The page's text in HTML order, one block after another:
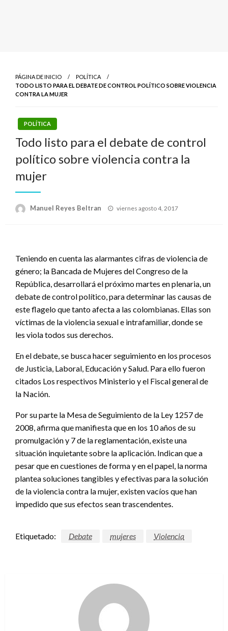
PÁGINA DE INICIO
POLÍTICA
TODO LISTO PARA EL DEBATE DE CONTROL POLÍTICO SOBRE VIOLENCIA
CONTRA LA MUJER
POLÍTICA
Todo listo para el debate de control
político sobre violencia contra la
mujer
Manuel Reyes Beltran
Publicado
viernes agosto 4, 2017
Teniendo en cuenta las alarmantes cifras de violencia de
género; la Bancada de Mujeres del Congreso de la
República, desarrollará el próximo martes en plenaria, un
debate de control político, para determinar las causas de
este flagelo que tanto afecta a las colombianas. Ellas son
víctimas de la violencia sexual e intrafamiliar, donde se
les viola todos sus derechos.
En el debate, se busca hacer seguimiento en los procesos
de Justicia, Laboral, Educación y Salud. Para ello fueron
citados Los respectivos Ministerio y el Fiscal general de
la Nación.
Por su parte la Mesa de Seguimiento de la Ley 1257 de
2008, afirma que manifiesta que en los 10 años de su
promulgación y 7 de la reglamentación, existe una
situación inquietante sobre la aplicación. Indican que a
pesar que en cuestiones de forma y en el papel, la norma
plantea soluciones tangibles y efectivas para la solución
de la violencia contra la mujer, existen vacíos que han
impedido que sus efectos sean trascendentes.
Etiquetado: Debate mujeres Violencia